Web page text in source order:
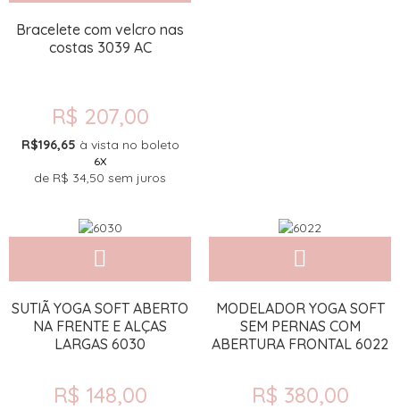
Bracelete com velcro nas
costas 3039 AC
R$ 207,00
R$196,65 à vista no boleto
6X
de R$ 34,50 sem juros
SUTIÃ YOGA SOFT ABERTO
NA FRENTE E ALÇAS
LARGAS 6030
R$ 148,00
MODELADOR YOGA SOFT
SEM PERNAS COM
ABERTURA FRONTAL 6022
R$ 380,00